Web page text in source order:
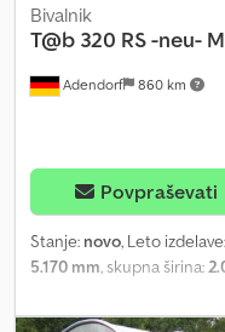
Adendorf 860 km
Bivalnik
T@b 320 RS -neu-
Povpraševati
Stanje: novo, Leto izdelave:
5.170 mm , skupna širina:
,
grelec, New vehicle